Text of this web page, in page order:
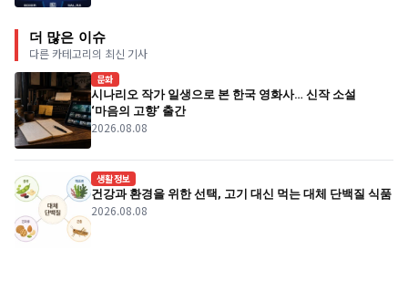
더 많은 이슈
다른 카테고리의 최신 기사
문화
시나리오 작가 일생으로 본 한국 영화사… 신작 소설
‘마음의 고향’ 출간
2026.08.08
생활정보
건강과 환경을 위한 선택, 고기 대신 먹는 대체 단백질 식품
2026.08.08